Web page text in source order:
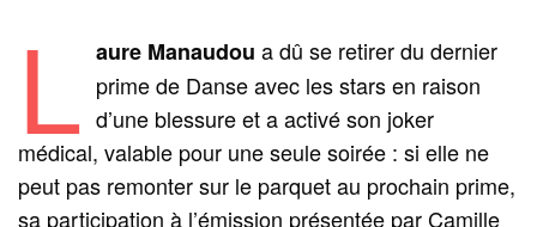
L aure Manaudou a dû se retirer du dernier
prime de Danse avec les stars en raison
d’une blessure et a activé son joker
médical, valable pour une seule soirée : si elle ne
peut pas remonter sur le parquet au prochain prime,
sa participation à l’émission présentée par Camille